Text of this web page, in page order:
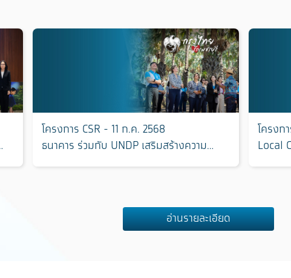
โครงการ CSR - 11 ก.ค. 2568
ธนาคาร ร่วมกับ UNDP เสริมสร้างความ
โครงก
Local
อ่านรายละเอียด